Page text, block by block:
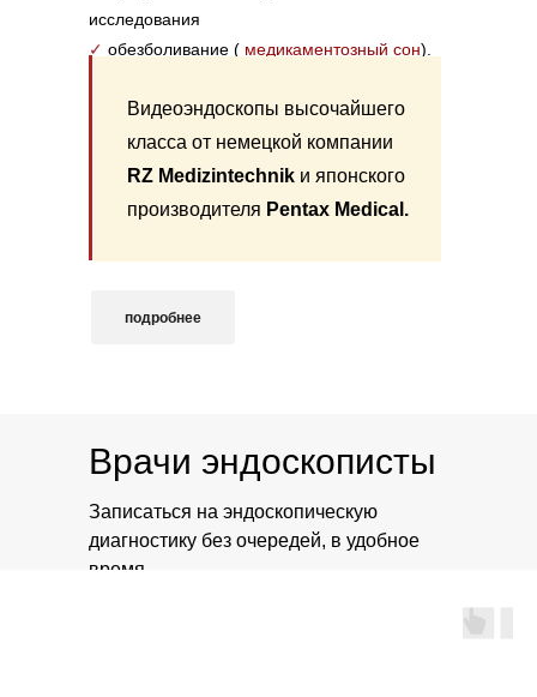
исследования
✓ обезболивание ( медикаментозный сон).
Видеоэндоскопы высочайшего
класса от немецкой компании
RZ Medizintechnik и японского
производителя Pentax Medical.
подробнее
Эндоскопический метод диагностики
заболеваний толстого кишечника.
Записаться на эндоскопическую
диагностику без очередей, в удобное
время
Врачи эндоскописты